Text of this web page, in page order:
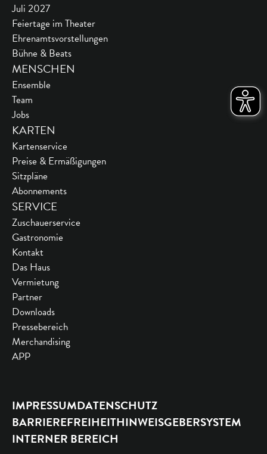
Juli 2027
Feiertage im Theater
Ehrenamtsvorstellungen
Bühne & Beats
MENSCHEN
Ensemble
Team
Jobs
KARTEN
Kartenservice
Preise & Ermäßigungen
Sitzpläne
Abonnements
SERVICE
Zuschauerservice
Gastronomie
Kontakt
Das Haus
Vermietung
Partner
Downloads
Pressebereich
Merchandising
APP
IMPRESSUMDATENSCHUTZ
BARRIEREFREIHEITHINWEISGEBERSYSTEM
INTERNER BEREICH